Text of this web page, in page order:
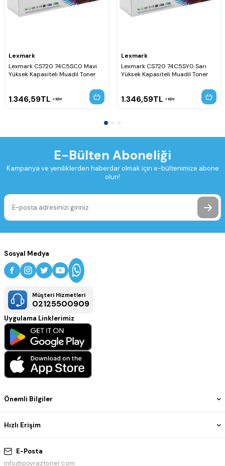
Lexmark
Lexmark CS720 74C5SC0 Mavi
Yüksek Kapasiteli Muadil Toner
1.346,59TL KDV
Lexmark
Lexmark CS720 74C5SY0 Sarı
Yüksek Kapasiteli Muadil Toner
1.346,59TL KDV
E-Bülten Aboneliği
Kampanya ve yeniliklerden haberdar olmak için e-bültenimize abone
olun!
E-Posta
info@poyraztoner.com
Önemli Bilgiler
Hızlı Erişim
Sosyal Medya
Müşteri Hizmetleri
02125500909
Uygulama Linklerimiz